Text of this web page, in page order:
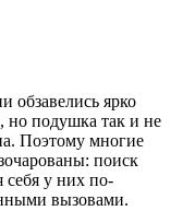
обзавелись ярко
но подушка так и не
Поэтому многие
поиск
себя у них по-
вызовами.